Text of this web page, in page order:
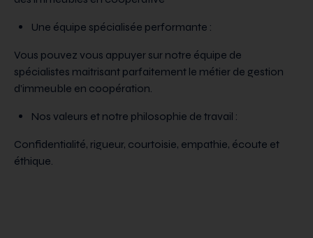
Une équipe spécialisée performante :
Vous pouvez vous appuyer sur notre équipe de
spécialistes maitrisant parfaitement le métier de gestion
d’immeuble en coopération.
Nos valeurs et notre philosophie de travail :
Confidentialité, rigueur, courtoisie, empathie, écoute et
éthique.